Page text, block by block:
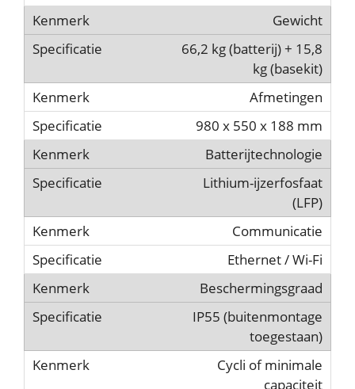
Gewicht
66,2 kg (batterij) + 15,8
kg (basekit)
Afmetingen
980 x 550 x 188 mm
Batterijtechnologie
Lithium-ijzerfosfaat
(LFP)
Communicatie
Ethernet / Wi-Fi
Beschermingsgraad
IP55 (buitenmontage
toegestaan)
Cycli of minimale
capaciteit